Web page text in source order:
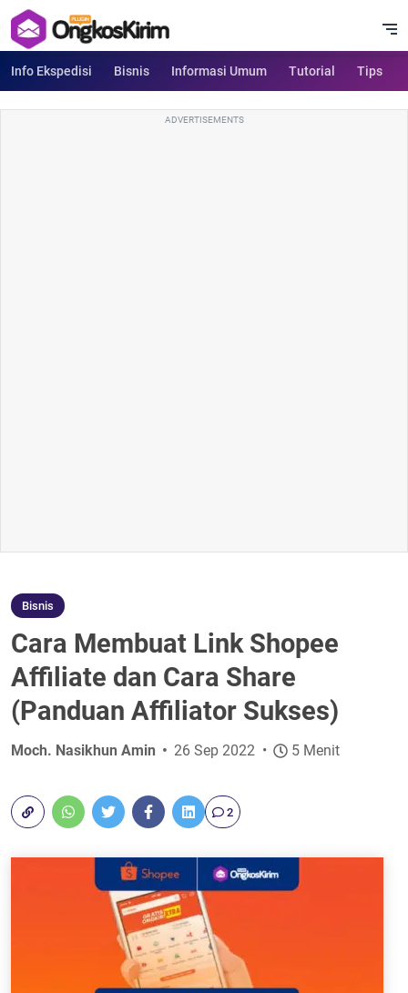
Info Ekspedisi Bisnis Informasi Umum Tutorial Tips
ADVERTISEMENTS
Bisnis
Cara Membuat Link Shopee
Affiliate dan Cara Share
(Panduan Affiliator Sukses)
Moch. Nasikhun Amin 26 Sep 2022 5 Menit
2